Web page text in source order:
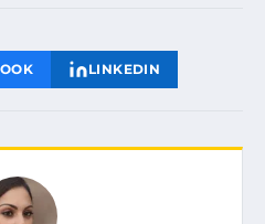
LINKEDIN